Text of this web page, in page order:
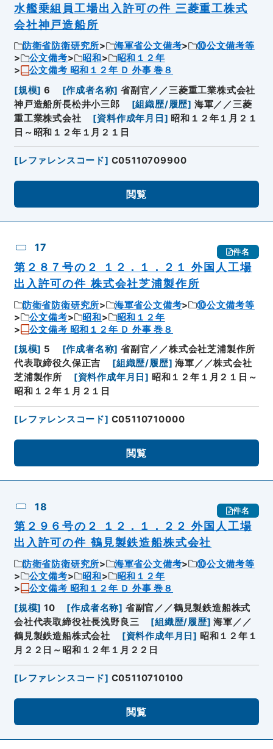
水艦乗組員工場出入許可の件 三菱重工株式
会社神戸造船所
防衛省防衛研究所 海軍省公文備考
⑩公文備考等
公文備考
昭和
昭和１２年
公文備考 昭和１２年 Ｄ 外事 巻８
[規模] 6 [作成者名称] 省副官／／三菱重工業株式会社
神戸造船所長松井小三郎
[組織歴/履歴] 海軍／／三菱
重工業株式会社
[資料作成年月日 ] 昭和１２年１月２１
日～昭和１２年１月２１日
[レファレンスコード] C05110709900
閲覧
17 件名
第２８７号の２ １２．１．２１ 外国人工場
出入許可の件 株式会社芝浦製作所
防衛省防衛研究所 海軍省公文備考
⑩公文備考等
公文備考
昭和
昭和１２年
公文備考 昭和１２年 Ｄ 外事 巻８
[規模] 5 [作成者名称] 省副官／／株式会社芝浦製作所
代表取締役久保正吉
[組織歴/履歴] 海軍／／株式会社
芝浦製作所
[資料作成年月日] 昭和１２年１月２１日～
昭和１２年１月２１日
[レファレンスコード] C05110710000
閲覧
18 件名
第２９６号の２ １２．１．２２ 外国人工場
出入許可の件 鶴見製鉄造船株式会社
防衛省防衛研究所 海軍省公文備考
⑩公文備考等
公文備考
昭和
昭和１２年
公文備考 昭和１２年 Ｄ 外事 巻８
[規模] 10 [作成者名称] 省副官／／鶴見製鉄造船株式
会社代表取締役社長浅野良三
[組織歴/履歴] 海軍／／
鶴見製鉄造船株式会社
[資料作成年月日] 昭和１２年１
月２２日～昭和１２年１月２２日
[レファレンスコード] C05110710100
閲覧